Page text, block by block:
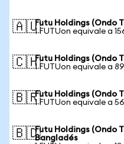
🇦🇺Futu Holdings (Ondo
1 FUTUon equivale a
🇨🇭Futu Holdings (Ondo
1 FUTUon equivale a
🇧🇷Futu Holdings (Ondo
1 FUTUon equivale a
🇧🇩Futu Holdings (Ondo
Bangladés